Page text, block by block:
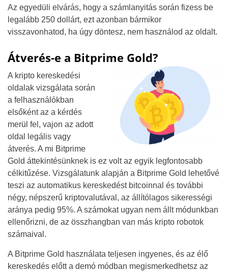
Az egyedüli elvárás, hogy a számlanyitás során fizess be
legalább 250 dollárt, ezt azonban bármikor
visszavonhatod, ha úgy döntesz, nem használod az oldalt.
Átverés-e a Bitprime Gold?
A kripto kereskedési
oldalak vizsgálata során
a felhasználókban
elsőként az a kérdés
merül fel, vajon az adott
oldal legális vagy
átverés. A mi Bitprime
Gold áttekintésünknek is ez volt az egyik legfontosabb
célkitűzése. Vizsgálatunk alapján a Bitprime Gold lehetővé
teszi az automatikus kereskedést bitcoinnal és további
négy, népszerű kriptovalutával, az állítólagos sikerességi
aránya pedig 95%. A számokat ugyan nem állt módunkban
ellenőrizni, de az összhangban van más kripto robotok
számaival.
A Bitprime Gold használata teljesen ingyenes, és az élő
kereskedés előtt a demó módban megismerkedhetsz az